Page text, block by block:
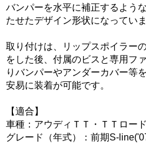
バンパーを水平に補正するよう
たせたデザイン形状になっていま
取り付けは、リップスポイラー
をした後、付属のビスと専用フ
りバンパーやアンダーカバー等
安易に装着が可能です。
【適合】
車種：アウディＴＴ・ＴＴロー
グレード（年式）：前期S-